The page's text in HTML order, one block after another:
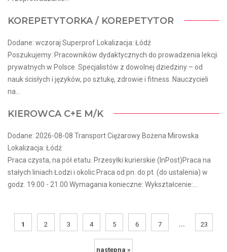
KOREPETYTORKA / KOREPETYTOR
Dodane: wczoraj Superprof Lokalizacja: Łódź
Poszukujemy: Pracowników dydaktycznych do prowadzenia lekcji
prywatnych w Polsce. Specjalistów z dowolnej dziedziny – od
nauk ścisłych i języków, po sztukę, zdrowie i fitness. Nauczycieli
na...
KIEROWCA C+E M/K
Dodane: 2026-08-08 Transport Ciężarowy Bożena Mirowska
Lokalizacja: Łódź
Praca czysta, na pół etatu. Przesyłki kurierskie (InPost)Praca na
stałych liniach Łodzi i okolic.Praca od pn. do pt. (do ustalenia) w
godz. 19.00 - 21.00 Wymagania konieczne: Wykształcenie:...
1 2 3 4 5 6 7 ... 23
następna »